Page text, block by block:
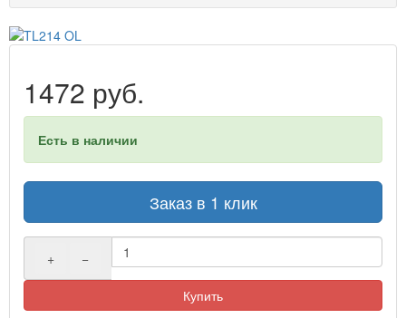
1472 руб.
Есть в наличии
Заказ в 1 клик
+ −
Купить